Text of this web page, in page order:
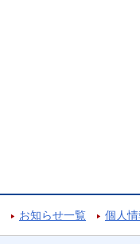
お知らせ一覧 個人